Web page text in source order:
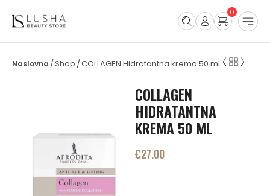
0
/Shop /COLLAGEN Hidratantna krema 50 ml
COLLAGEN
HIDRATANTNA
KREMA 50 ML
€27.00